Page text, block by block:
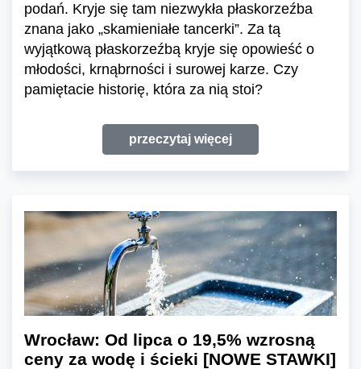
podań. Kryje się tam niezwykła płaskorzeźba
znana jako „skamieniałe tancerki”. Za tą
wyjątkową płaskorzeźbą kryje się opowieść o
młodości, krnąbrności i surowej karze. Czy
pamiętacie historię, która za nią stoi?
przeczytaj więcej
Wrocław: Od lipca o 19,5% wzrosną
ceny za wodę i ścieki [NOWE STAWKI]